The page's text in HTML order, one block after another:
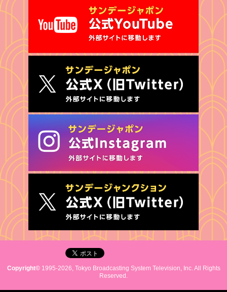
Copyright©1995-2026, Tokyo Broadcasting System Television, Inc. All Rights
Reserved.